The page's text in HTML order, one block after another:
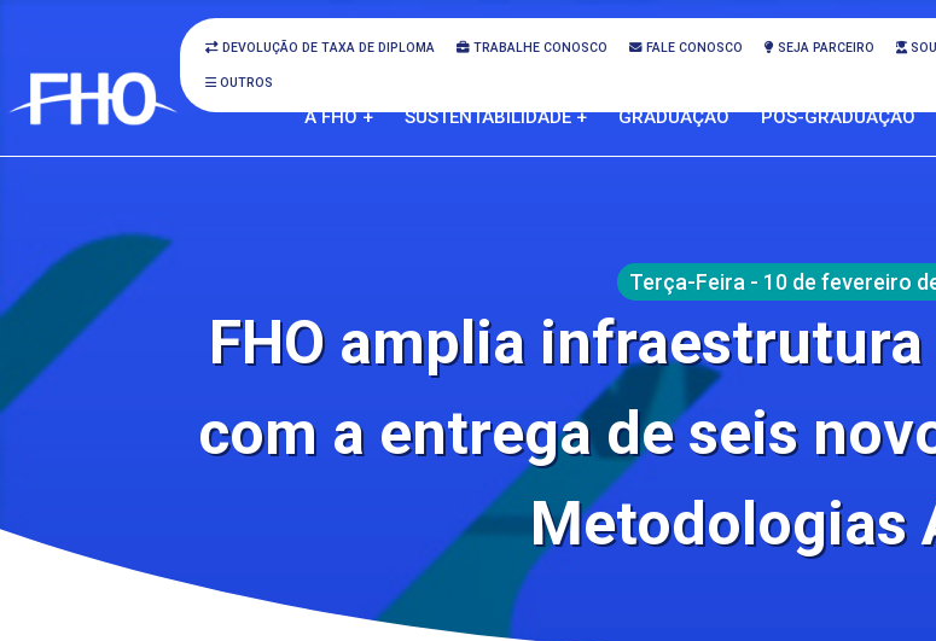
DEVOLUÇÃO DE TAXA DE DIPLOMA TRABALHE CONOSCO FALE CONOSCO SEJA PARCEIRO
OUTROS
A FHO + SUSTENTABILIDADE + GRADUAÇÃO PÓS-GRADUAÇÃO
Terça-Feira - 10 de fevereiro
FHO amplia
com a entrega de seis
Metodologias